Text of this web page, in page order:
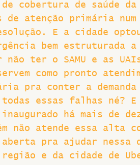
de cobertura de saúde
de atenção primária
E a cidade
bem estruturada
ter o SAMU e as
como pronto
pra conter a
todas essas falhas né?
há mais de
não atende essa alta
pra ajudar nessa
e da cidade de